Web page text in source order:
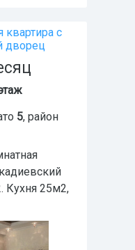
квартира с
дворец
5, район
Кухня 25м2,